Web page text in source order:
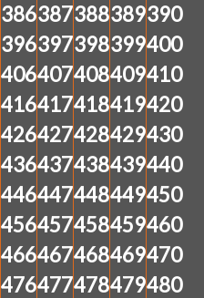
386387388389390
396397398399400
406407408409410
416417418419420
426427428429430
436437438439440
446447448449450
456457458459460
466467468469470
476477478479480